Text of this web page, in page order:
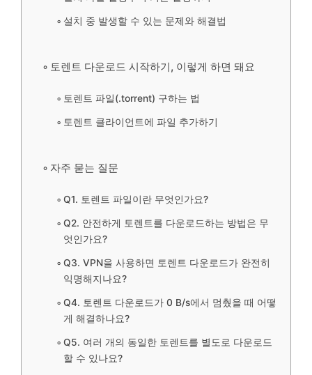
설치 중 발생할 수 있는 문제와 해결법
토렌트 다운로드 시작하기, 이렇게 하면 돼요
토렌트 파일(.torrent) 구하는 법
토렌트 클라이언트에 파일 추가하기
자주 묻는 질문
Q1. 토렌트 파일이란 무엇인가요?
Q2. 안전하게 토렌트를 다운로드하는 방법은 무
엇인가요?
Q3. VPN을 사용하면 토렌트 다운로드가 완전히
익명해지나요?
Q4. 토렌트 다운로드가 0 B/s에서 멈췄을 때 어떻
게 해결하나요?
Q5. 여러 개의 동일한 토렌트를 별도로 다운로드
할 수 있나요?